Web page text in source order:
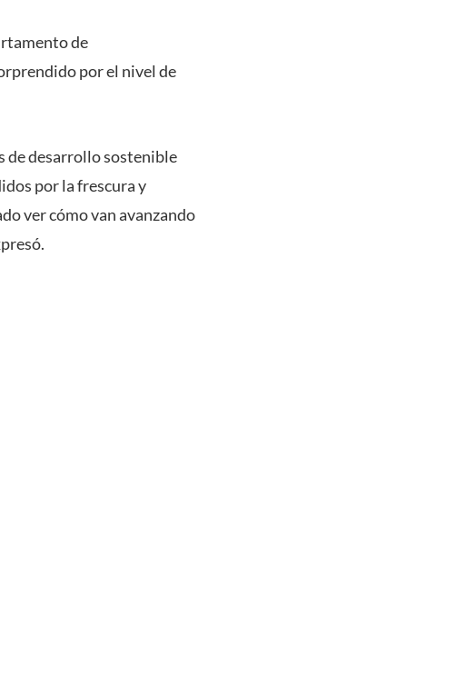
de
por el nivel de
de desarrollo sostenible
por la frescura y
ver cómo van avanzando